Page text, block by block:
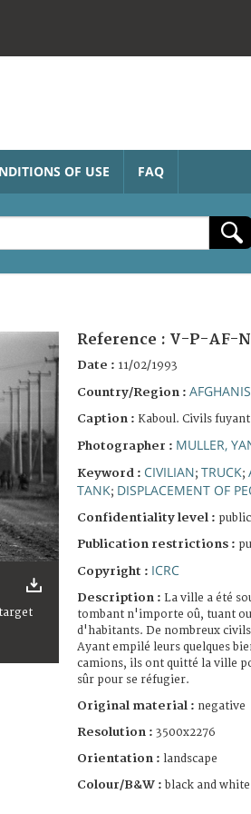
OF USE FAQ
Reference : V-P-AF-
Date : 11/02/1993
Country/Region :
Caption : Kaboul. Civils
Photographer : MULLER,
Keyword : CIVILIAN; TRUCK;
TANK; DISPLACEMENT OF
Confidentiality level : public
Publication restrictions :
Copyright : ICRC
Description : La ville a été
tombant n'importe oû, tuant
d'habitants. De nombreux
Ayant empilé leurs quelques
camions, ils ont quitté la ville
sûr pour se réfugier.
Original material : negative
Resolution : 3500x2276
Orientation : landscape
Colour/B&W : black and white